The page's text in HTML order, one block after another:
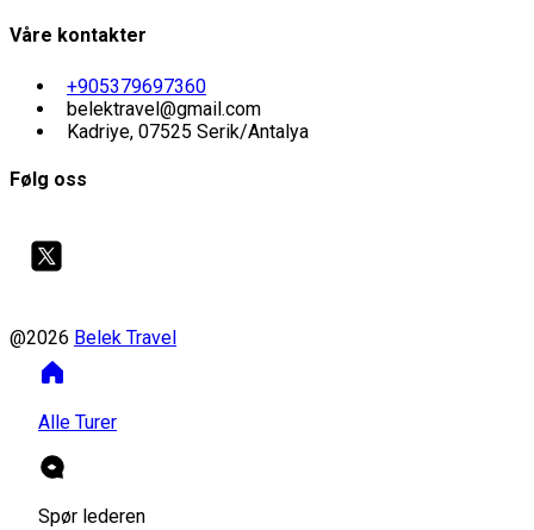
Våre kontakter
+905379697360
belektravel@gmail.com
Kadriye, 07525 Serik/Antalya
Følg oss
@2026 Belek Travel
Alle Turer
Spør lederen